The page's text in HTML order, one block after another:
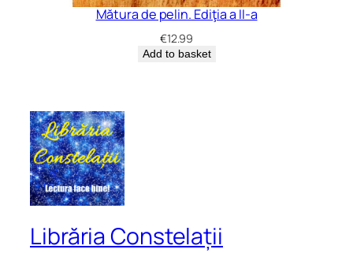
Mătura de pelin. Ediţia a II-a
€12.99
Add to basket
Librăria Constelații